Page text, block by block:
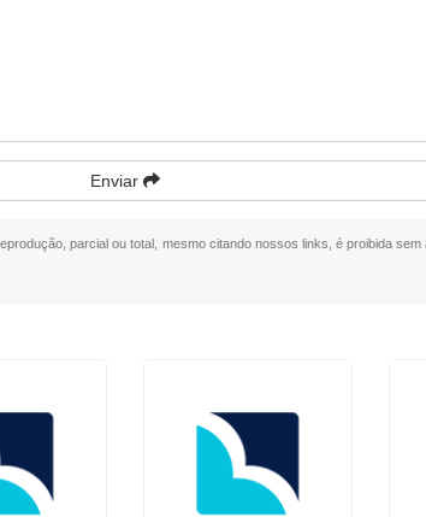
Enviar
parcial ou total, mesmo citando nossos links, é proibida